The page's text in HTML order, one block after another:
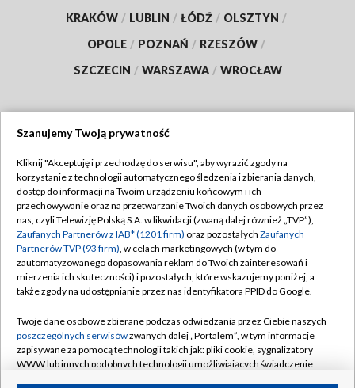
KRAKÓW / LUBLIN / ŁÓDŹ / OLSZTYN /
OPOLE / POZNAŃ / RZESZÓW /
SZCZECIN / WARSZAWA / WROCŁAW
TVP
Abonament TVP
Emisja w TVP
Centrum informacji TVP
Naziemna Telewizja Cyfrowa
Rada Programowa
System NOS
Informacje o nadawcy
Regulamin TVP
Polityka prywatności
Moje zgody
Pomoc
Kontakt
Szanujemy Twoją prywatność
Kliknij "Akceptuję i przechodzę do serwisu", aby wyrazić zgody na
korzystanie z technologii automatycznego śledzenia i zbierania danych,
dostęp do informacji na Twoim urządzeniu końcowym i ich
przechowywanie oraz na przetwarzanie Twoich danych osobowych przez
nas, czyli Telewizję Polską S.A. w likwidacji (zwaną dalej również „TVP”),
Zaufanych Partnerów z IAB* (1201 firm) oraz pozostałych Zaufanych
Partnerów TVP (93 firm), w celach marketingowych (w tym do
zautomatyzowanego dopasowania reklam do Twoich zainteresowań i
mierzenia ich skuteczności) i pozostałych, które wskazujemy poniżej, a
także zgody na udostępnianie przez nas identyfikatora PPID do Google.
Twoje dane osobowe zbierane podczas odwiedzania przez Ciebie naszych
poszczególnych serwisówzwanych dalej „Portalem”, w tym informacje
zapisywane za pomocą technologii takich jak: pliki cookie, sygnalizatory
WWW lub innych podobnych technologii umożliwiających świadczenie